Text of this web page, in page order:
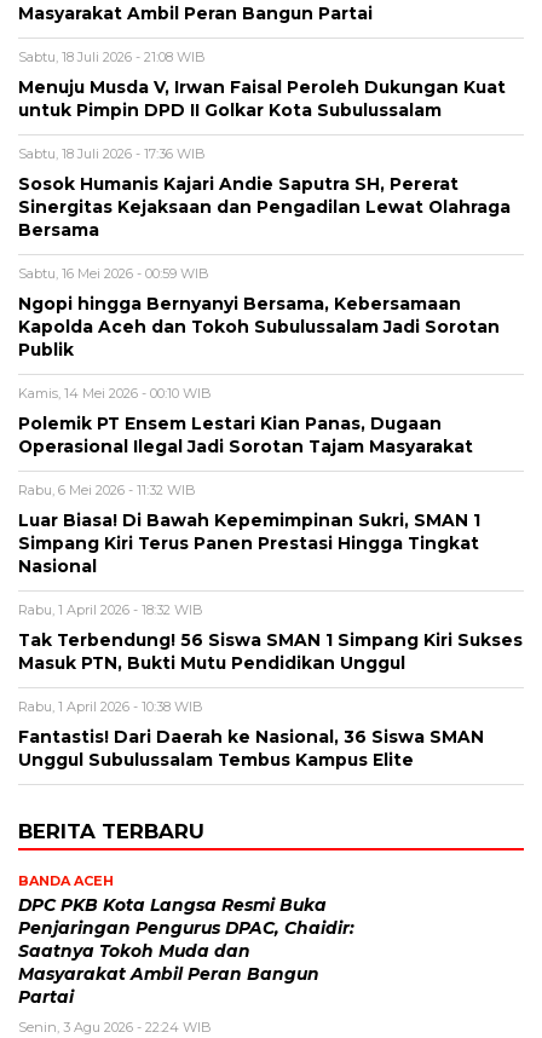
Masyarakat Ambil Peran Bangun Partai
Sabtu, 18 Juli 2026 - 21:08 WIB
Menuju Musda V, Irwan Faisal Peroleh Dukungan Kuat
untuk Pimpin DPD II Golkar Kota Subulussalam
Sabtu, 18 Juli 2026 - 17:36 WIB
Sosok Humanis Kajari Andie Saputra SH, Pererat
Sinergitas Kejaksaan dan Pengadilan Lewat Olahraga
Bersama
Sabtu, 16 Mei 2026 - 00:59 WIB
Ngopi hingga Bernyanyi Bersama, Kebersamaan
Kapolda Aceh dan Tokoh Subulussalam Jadi Sorotan
Publik
Kamis, 14 Mei 2026 - 00:10 WIB
Polemik PT Ensem Lestari Kian Panas, Dugaan
Operasional Ilegal Jadi Sorotan Tajam Masyarakat
Rabu, 6 Mei 2026 - 11:32 WIB
Luar Biasa! Di Bawah Kepemimpinan Sukri, SMAN 1
Simpang Kiri Terus Panen Prestasi Hingga Tingkat
Nasional
Rabu, 1 April 2026 - 18:32 WIB
Tak Terbendung! 56 Siswa SMAN 1 Simpang Kiri Sukses
Masuk PTN, Bukti Mutu Pendidikan Unggul
Rabu, 1 April 2026 - 10:38 WIB
Fantastis! Dari Daerah ke Nasional, 36 Siswa SMAN
Unggul Subulussalam Tembus Kampus Elite
BERITA TERBARU
BANDA ACEH
DPC PKB Kota Langsa Resmi Buka
Penjaringan Pengurus DPAC, Chaidir:
Saatnya Tokoh Muda dan
Masyarakat Ambil Peran Bangun
Partai
Senin, 3 Agu 2026 - 22:24 WIB